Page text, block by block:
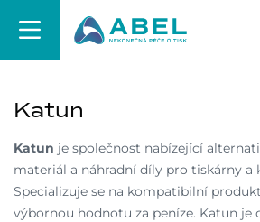
Katun
Katun je společnost nabízející
materiál a náhradní díly pro tiskárny a
Specializuje se na kompatibilní
výbornou hodnotu za peníze. Katun je